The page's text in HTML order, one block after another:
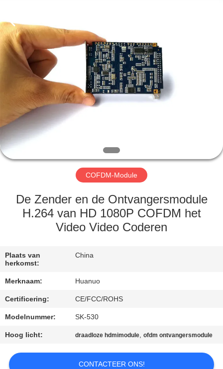
THUIS
PRODUCTEN
OVER
ONS
FABRIEKSTOUR
KWALITEITSCONTROLE
MET
ONS
VRAAG
EEN
OFFERTE
Technology
Co.,Ltd.
Rights
Reserved.
COFDM-Module
De Zender en de Ontvangersmodule
H.264 van HD 1080P COFDM het
Video Video Coderen
Plaats van
herkomst:
China
Merknaam: Huanuo
Certificering: CE/FCC/ROHS
Modelnummer: SK-530
Hoog licht: draadloze hdmimodule,ofdm ontvangersmodule
CONTACTEER ONS!